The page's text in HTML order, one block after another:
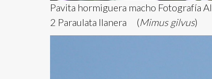
Pavita hormiguera macho Fotografía
2 Paraulata llanera (Mimus gilvus)